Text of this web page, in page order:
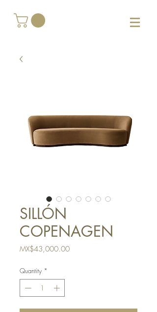
SILLÓN
COPENAGEN
MX$43,000.00Price
Quantity *